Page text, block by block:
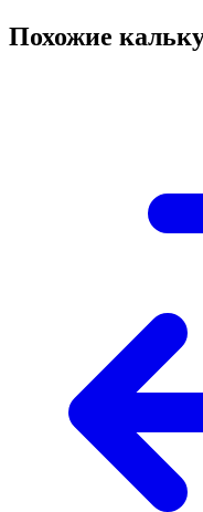
Похожие